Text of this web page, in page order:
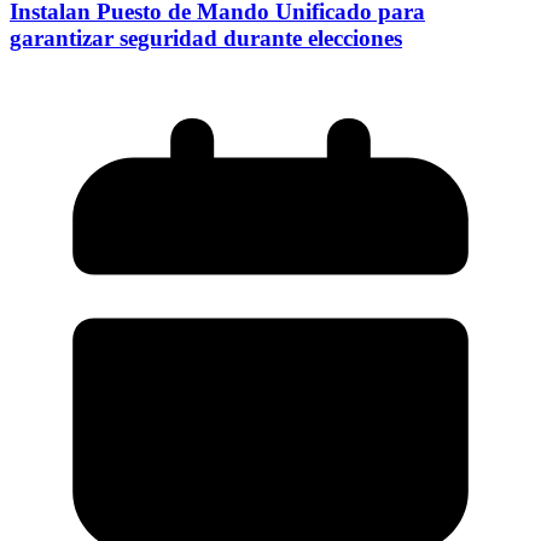
Instalan Puesto de Mando Unificado para
garantizar seguridad durante elecciones